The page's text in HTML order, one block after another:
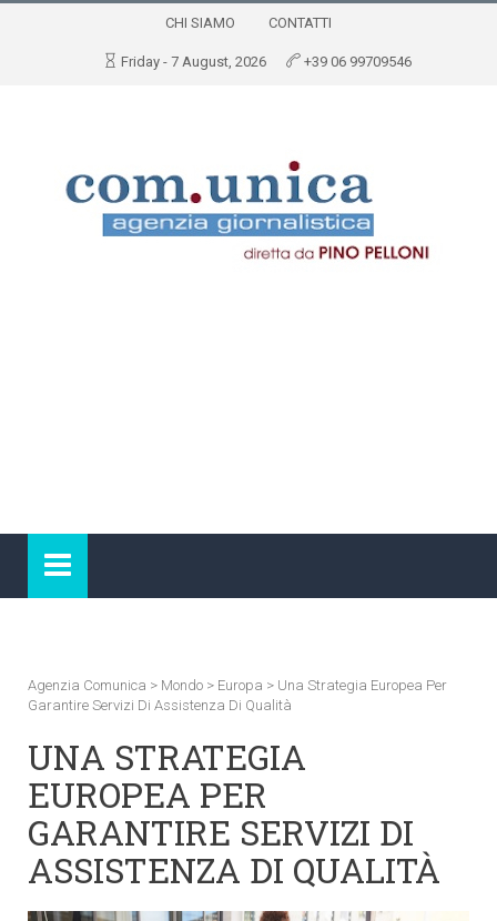
CHI SIAMO CONTATTI
Friday - 7 August, 2026 +39 06 99709546
Agenzia Comunica > Mondo > Europa > Una Strategia Europea Per
Garantire Servizi Di Assistenza Di Qualità
UNA STRATEGIA
EUROPEA PER
GARANTIRE SERVIZI DI
ASSISTENZA DI QUALITÀ